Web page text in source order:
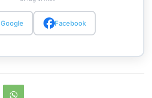
Google Facebook